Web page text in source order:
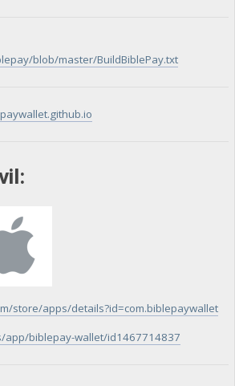
blob/master/BuildBiblePay.txt
store/apps/details?id=com.biblepaywallet
app/biblepay-wallet/id1467714837